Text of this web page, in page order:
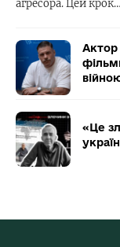
агресора. Цей крок…
Актор
«Це